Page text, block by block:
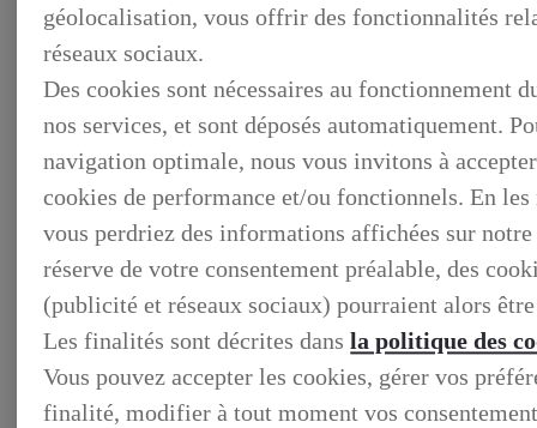
LEXUS PRÉFÉRENCE
DECOUVREZ LES VOITURES D'OCCASION
LABELLISEES LEXUS PREFERENCE
LEXUS PRÉFÉRENCE, DECOUVREZ LES VOITURES
D'OCCASION LABELLISEES LEXUS PREFERENCE
BUSINESS
LES AVANTAGES LEXUS BUSINESS
ELECTRIFIED TESTDRIVE
ELECTRIFIED PROGRAM
NOS OFFRES DU MOMENT
NOS SOLUTIONS DE FINANCEMENT
L'HYBRIDE POUR LES PROFESSIONNELS
CONTACTEZ-NOUS
géolocalisation, vous offrir des fonctionnalités
réseaux sociaux.
Des cookies sont nécessaires au fonctionnement
nos services, et sont déposés automatiquement.
navigation optimale, nous vous invitons à
cookies de performance et/ou fonctionnels. En les
vous perdriez des informations affichées sur notre
réserve de votre consentement préalable, des
(publicité et réseaux sociaux) pourraient alors être
Les finalités sont décrites dansla politique des
Vous pouvez accepter les cookies, gérer vos
finalité, modifier à tout moment vos